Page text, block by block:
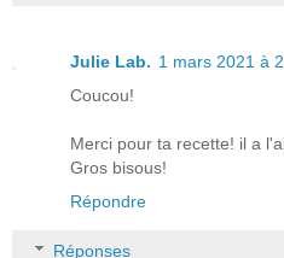
Julie Lab. 1 mars 2021 à
Coucou!
Merci pour ta recette! il a
Gros bisous!
Répondre
Réponses